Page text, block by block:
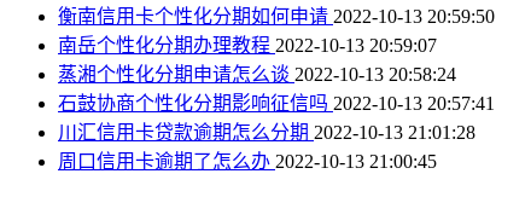
衡南信用卡个性化分期如何申请 2022-10-13 20:59:50
南岳个性化分期办理教程 2022-10-13 20:59:07
蒸湘个性化分期申请怎么谈 2022-10-13 20:58:24
石鼓协商个性化分期影响征信吗 2022-10-13 20:57:41
川汇信用卡贷款逾期怎么分期 2022-10-13 21:01:28
周口信用卡逾期了怎么办 2022-10-13 21:00:45